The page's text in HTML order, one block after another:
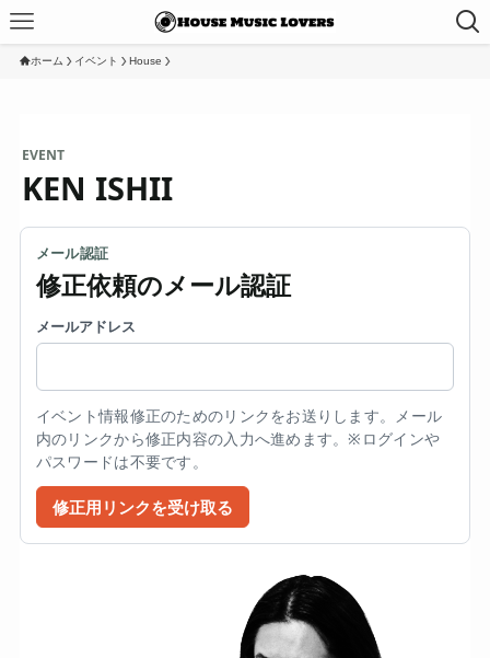
ホーム イベント House
EVENT
KEN ISHII
メール認証
修正依頼のメール認証
メールアドレス
イベント情報修正のためのリンクをお送りします。メール
内のリンクから修正内容の入力へ進めます。※ログインや
パスワードは不要です。
修正用リンクを受け取る